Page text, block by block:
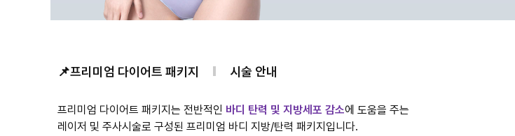
📌프리미엄 다이어트 패키지 시술 안내
프리미엄 다이어트 패키지는 전반적인 바디 탄력 및 지방세포 감소에 도움을 주는
레이저 및 주사시술로 구성된 프리미엄 바디 지방/탄력 패키지입니다.